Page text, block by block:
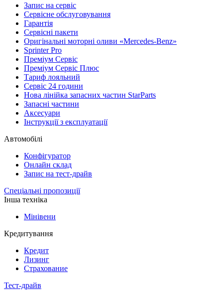
Запис на сервіс
Сервісне обслуговування
Гарантія
Сервісні пакети
Оригінальні моторні оливи «Mercedes-Benz»
Sprinter Pro
Преміум Сервіс
Преміум Сервіс Плюс
Тариф лояльний
Сервіс 24 години
Нова лінійка запасних частин StarParts
Запасні частини
Аксесуари
Інструкції з експлуатації
Автомобілі
Конфігуратор
Онлайн склад
Запис на тест-драйв
Спеціальні пропозиції
Інша техніка
Мінівени
Кредитування
Кредит
Лизинг
Страхование
Тест-драйв